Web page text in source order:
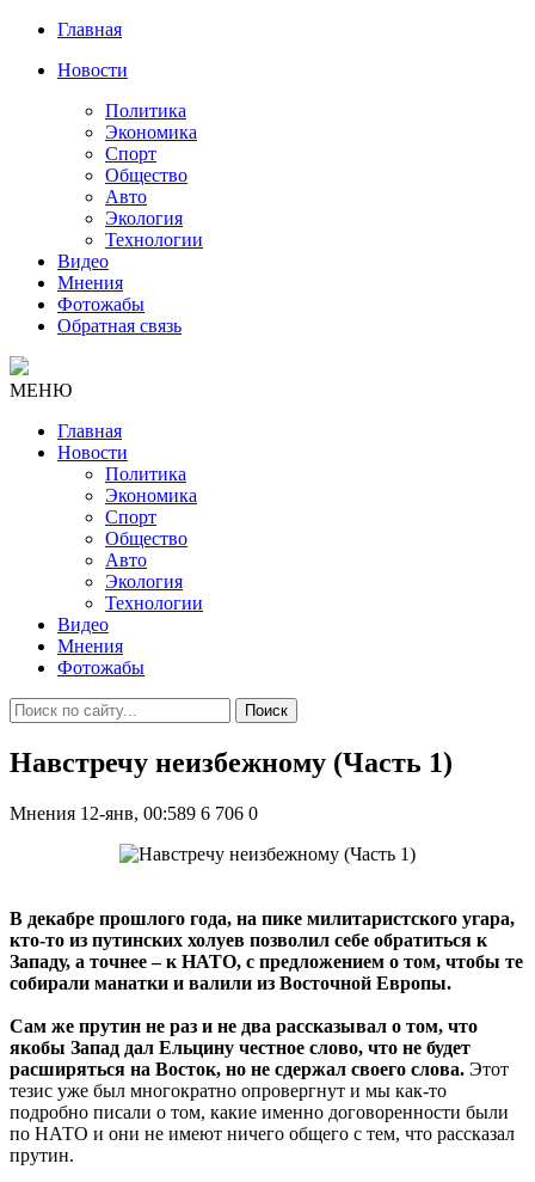
Главная
Новости
Политика
Экономика
Спорт
Общество
Авто
Экология
Технологии
Видео
Мнения
Фотожабы
Обратная связь
МЕНЮ
Главная
Новости
Политика
Экономика
Спорт
Общество
Авто
Экология
Технологии
Видео
Мнения
Фотожабы
Поиск
Навстречу неизбежному (Часть 1)
Мнения 12-янв, 00:589 6 706 0
В декабре прошлого года, на пике милитаристского угара,
кто-то из путинских холуев позволил себе обратиться к
Западу, а точнее – к НАТО, с предложением о том, чтобы те
собирали манатки и валили из Восточной Европы.
Сам же прутин не раз и не два рассказывал о том, что
якобы Запад дал Ельцину честное слово, что не будет
расширяться на Восток, но не сдержал своего слова. Этот
тезис уже был многократно опровергнут и мы как-то
подробно писали о том, какие именно договоренности были
по НАТО и они не имеют ничего общего с тем, что рассказал
прутин.